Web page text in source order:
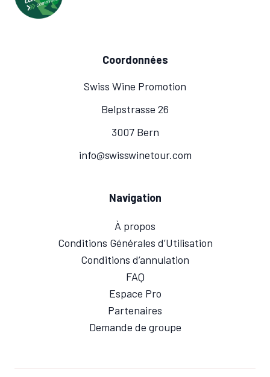
Coordonnées
Swiss Wine Promotion
Belpstrasse 26
3007 Bern
info@swisswinetour.com
Navigation
À propos
Conditions Générales d’Utilisation
Conditions d’annulation
FAQ
Espace Pro
Partenaires
Demande de groupe